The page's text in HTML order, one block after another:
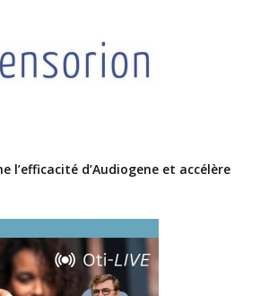
l’efficacité d’Audiogene et accélère